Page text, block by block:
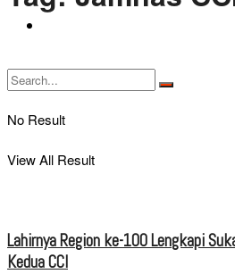
No Result
View All Result
Lahirnya Region ke-100 Lengkapi
Kedua CCI